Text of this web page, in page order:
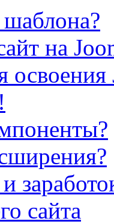
на
сайта